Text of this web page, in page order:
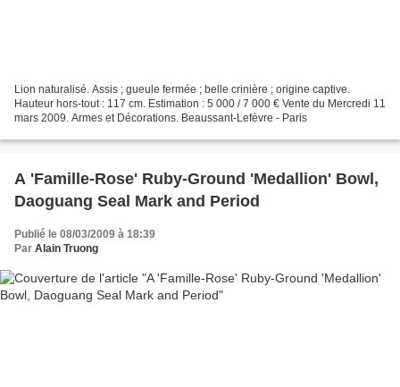
Lion naturalisé. Assis ; gueule fermée ; belle crinière ; origine captive.
Hauteur hors-tout : 117 cm. Estimation : 5 000 / 7 000 € Vente du Mercredi 11
mars 2009. Armes et Décorations. Beaussant-Lefèvre - Paris
A 'Famille-Rose' Ruby-Ground 'Medallion' Bowl,
Daoguang Seal Mark and Period
Publié le 08/03/2009 à 18:39
Par Alain Truong